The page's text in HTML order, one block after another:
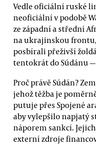
Vedle oficiální ruské
neoficiální v podobě
ze západní a střední
na ukrajinskou
posbírali přeživší
tentokrát do Súdánu —
Proč právě Súdán?
jehož těžba je
putuje přes Spojené
aby vylepšilo napjatý
náporem sankcí.
externí zdroje